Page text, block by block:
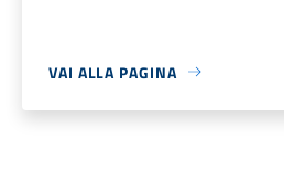
VAI ALLA PAGINA